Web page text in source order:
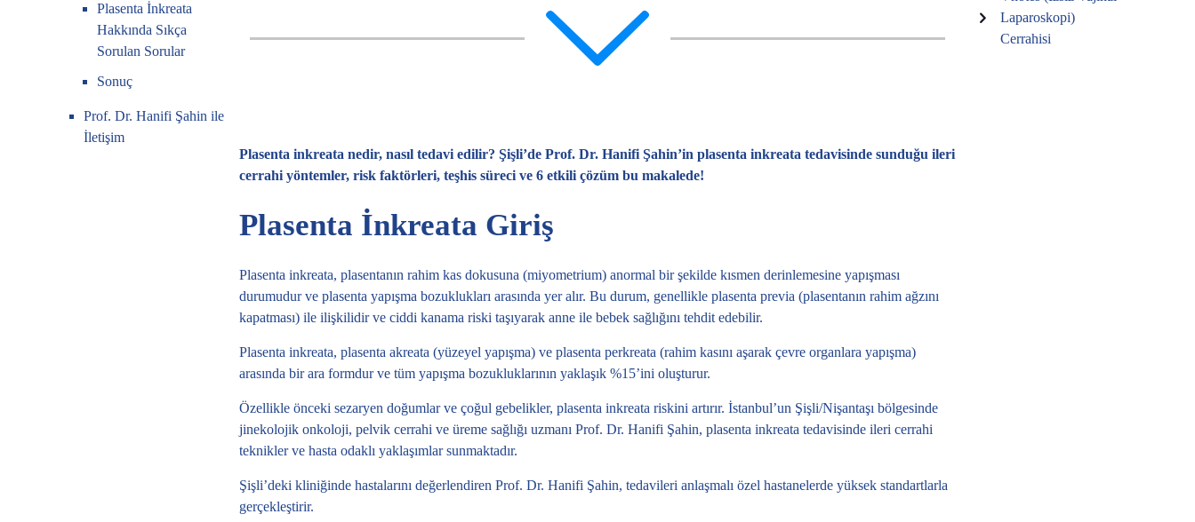
Plasenta İnkreata
Hakkında Sıkça
Sorulan Sorular
Sonuç
Prof. Dr. Hanifi Şahin ile
İletişim
Plasenta inkreata nedir, nasıl tedavi edilir? Şişli’de Prof. Dr. Hanifi Şahin’in plasenta inkreata tedavisinde sunduğu ileri
cerrahi yöntemler, risk faktörleri, teşhis süreci ve 6 etkili çözüm bu makalede!
Plasenta İnkreata Giriş
Plasenta inkreata, plasentanın rahim kas dokusuna (miyometrium) anormal bir şekilde kısmen derinlemesine yapışması
durumudur ve plasenta yapışma bozuklukları arasında yer alır. Bu durum, genellikle plasenta previa (plasentanın rahim ağzını
kapatması) ile ilişkilidir ve ciddi kanama riski taşıyarak anne ile bebek sağlığını tehdit edebilir.
Plasenta inkreata, plasenta akreata (yüzeyel yapışma) ve plasenta perkreata (rahim kasını aşarak çevre organlara yapışma)
arasında bir ara formdur ve tüm yapışma bozukluklarının yaklaşık %15’ini oluşturur.
Özellikle önceki sezaryen doğumlar ve çoğul gebelikler, plasenta inkreata riskini artırır. İstanbul’un Şişli/Nişantaşı bölgesinde
jinekolojik onkoloji, pelvik cerrahi ve üreme sağlığı uzmanı Prof. Dr. Hanifi Şahin, plasenta inkreata tedavisinde ileri cerrahi
teknikler ve hasta odaklı yaklaşımlar sunmaktadır.
Şişli’deki kliniğinde hastalarını değerlendiren Prof. Dr. Hanifi Şahin, tedavileri anlaşmalı özel hastanelerde yüksek standartlarla
gerçekleştirir.
Laparoskopi)
Cerrahisi